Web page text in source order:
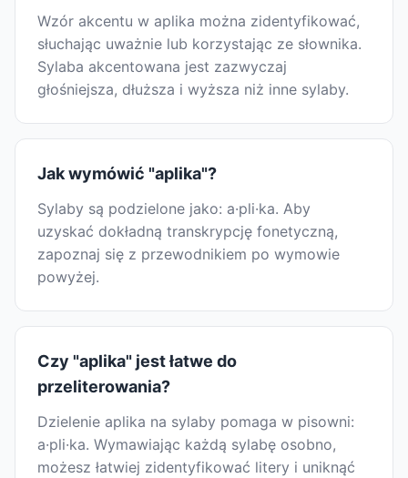
Wzór akcentu w aplika można zidentyfikować,
słuchając uważnie lub korzystając ze słownika.
Sylaba akcentowana jest zazwyczaj
głośniejsza, dłuższa i wyższa niż inne sylaby.
Jak wymówić "aplika"?
Sylaby są podzielone jako: a·pli·ka. Aby
uzyskać dokładną transkrypcję fonetyczną,
zapoznaj się z przewodnikiem po wymowie
powyżej.
Czy "aplika" jest łatwe do
przeliterowania?
Dzielenie aplika na sylaby pomaga w pisowni:
a·pli·ka. Wymawiając każdą sylabę osobno,
możesz łatwiej zidentyfikować litery i uniknąć